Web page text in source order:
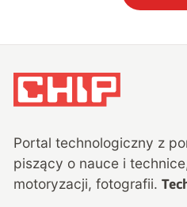
Portal technologiczny z
piszący o nauce i
motoryzacji, fotografii.